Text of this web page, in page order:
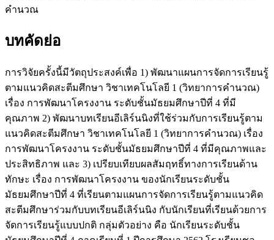
คำนวณ
บทคัดย่อ
การวิจัยครั้งนี้มีวัตถุประสงค์เพื่อ 1) พัฒนาแผนการจัดการเรียนรู้
ตามแนวคิดสะตีมศึกษา วิชาเทคโนโลยี 1 (วิทยาการคำนวณ)
เรื่อง การพัฒนาโครงงาน ระดับชั้นมัธยมศึกษาปีที่ 4 ที่มี
คุณภาพ 2) พัฒนาบทเรียนอีเลิร์นนิงที่ใช้ร่วมกับการเรียนรู้ตาม
แนวคิดสะตีมศึกษา วิชาเทคโนโลยี 1 (วิทยาการคำนวณ) เรื่อง
การพัฒนาโครงงาน ระดับชั้นมัธยมศึกษาปีที่ 4 ที่มีคุณภาพและ
ประสิทธิภาพ และ 3) เปรียบเทียบผลสัมฤทธิ์ทางการเรียนด้าน
ทักษะ เรื่อง การพัฒนาโครงงาน ของนักเรียนระดับชั้น
มัธยมศึกษาปีที่ 4 ที่เรียนตามแผนการจัดการเรียนรู้ตามแนวคิด
สะตีมศึกษาร่วมกับบทเรียนอีเลิร์นนิง กับนักเรียนที่เรียนด้วยการ
จัดการเรียนรู้แบบปกติ กลุ่มตัวอย่าง คือ นักเรียนระดับชั้น